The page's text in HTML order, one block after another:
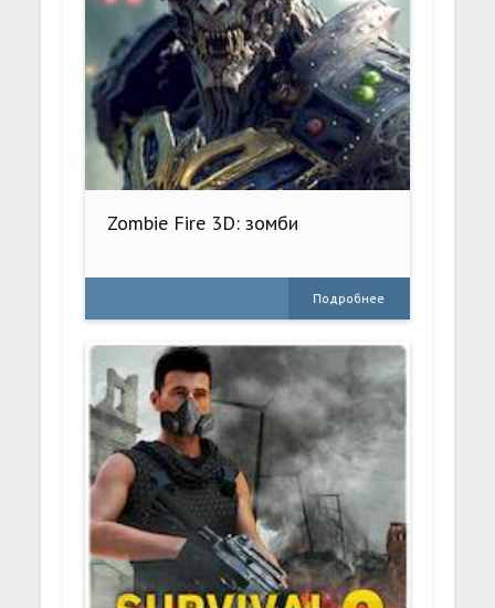
Zombie Fire 3D: зомби
Подробнее